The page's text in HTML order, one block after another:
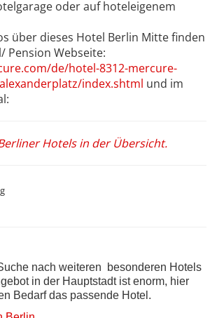
oder auf hoteleigenem
über dieses Hotel Berlin Mitte finden
Pension Webseite:
de/hotel-8312-mercure-
index.shtml und im
Hotels in der Übersicht.
nach weiteren besonderen Hotels
in der Hauptstadt ist enorm, hier
Bedarf das passende Hotel.